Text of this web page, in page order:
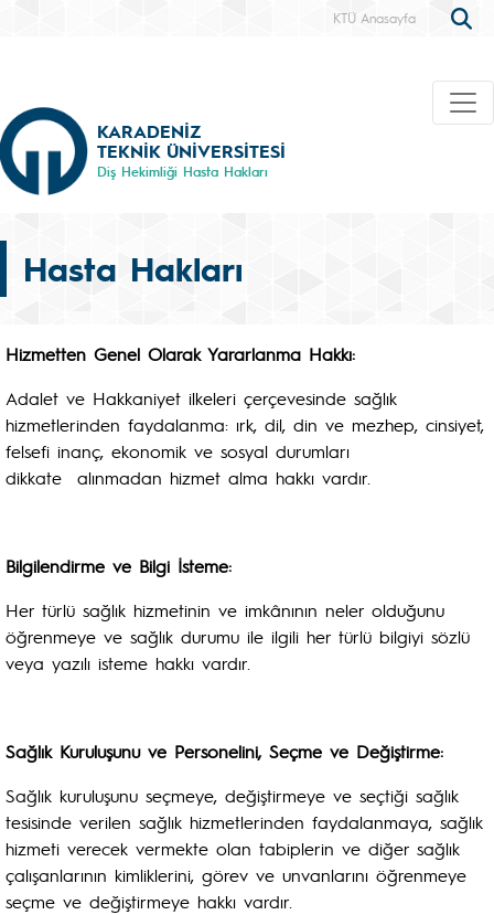
KTÜ Anasayfa
KARADENİZ
TEKNİK ÜNİVERSİTESİ
Diş Hekimliği Hasta Hakları
Hasta Hakları
Hizmetten Genel Olarak Yararlanma Hakkı:
Adalet ve Hakkaniyet ilkeleri çerçevesinde sağlık
hizmetlerinden faydalanma: ırk, dil, din ve mezhep, cinsiyet,
felsefi inanç, ekonomik ve sosyal durumları
dikkate alınmadan hizmet alma hakkı vardır.
Bilgilendirme ve Bilgi İsteme:
Her türlü sağlık hizmetinin ve imkânının neler olduğunu
öğrenmeye ve sağlık durumu ile ilgili her türlü bilgiyi sözlü
veya yazılı isteme hakkı vardır.
Sağlık Kuruluşunu ve Personelini, Seçme ve Değiştirme:
Sağlık kuruluşunu seçmeye, değiştirmeye ve seçtiği sağlık
tesisinde verilen sağlık hizmetlerinden faydalanmaya, sağlık
hizmeti verecek vermekte olan tabiplerin ve diğer sağlık
çalışanlarının kimliklerini, görev ve unvanlarını öğrenmeye
seçme ve değiştirmeye hakkı vardır.